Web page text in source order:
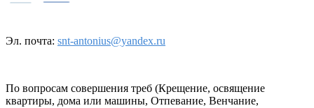
Эл. почта: snt-antonius@yandex.ru
По вопросам совершения треб (Крещение, освящение
квартиры, дома или машины, Отпевание, Венчание,